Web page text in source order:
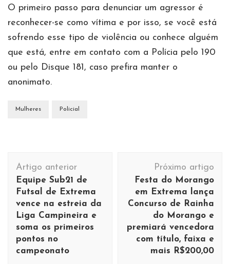
O primeiro passo para denunciar um agressor é
reconhecer-se como vítima e por isso, se você está
sofrendo esse tipo de violência ou conhece alguém
que está, entre em contato com a Polícia pelo 190
ou pelo Disque 181, caso prefira manter o
anonimato.
Mulheres Policial
Navegação
de
post
Artigo anterior
Equipe Sub21 de
Futsal de Extrema
vence na estreia da
Liga Campineira e
soma os primeiros
pontos no
campeonato
Próximo artigo
Festa do Morango
em Extrema lança
Concurso de Rainha
do Morango e
premiará vencedora
com título, faixa e
mais R$200,00